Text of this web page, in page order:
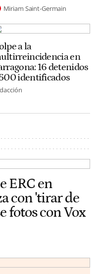
Miriam Saint-Germain
a la
en
16 detenidos
identificados
ERC en
con 'tirar de
fotos con Vox